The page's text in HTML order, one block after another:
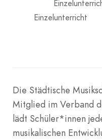
Einzelunterricht
Die Städtische
Mitglied im Verband
lädt Schüler*innen
musikalischen